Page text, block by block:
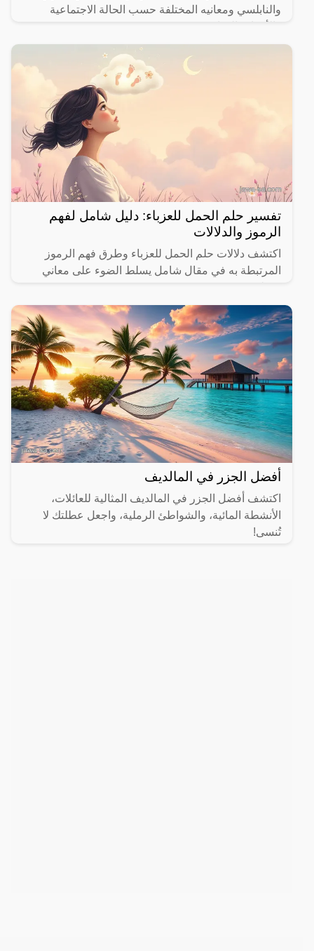
والنابلسي ومعانيه المختلفة حسب الحالة الاجتماعية
تفسير حلم الحمل للعزباء: دليل شامل لفهم
الرموز والدلالات
اكتشف دلالات حلم الحمل للعزباء وطرق فهم الرموز
المرتبطة به في مقال شامل يسلط الضوء على معاني
أفضل الجزر في المالديف
اكتشف أفضل الجزر في المالديف المثالية للعائلات،
الأنشطة المائية، والشواطئ الرملية، واجعل عطلتك لا
تُنسى!